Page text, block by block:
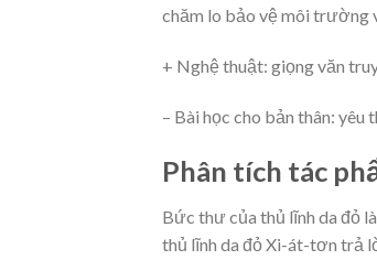
chăm lo bảo vệ môi trường
+ Nghệ thuật: giọng văn
– Bài học cho bản thân:
Phân tích tác
Bức thư của thủ lĩnh da đỏ
thủ lĩnh da đỏ Xi-át-tơn trả